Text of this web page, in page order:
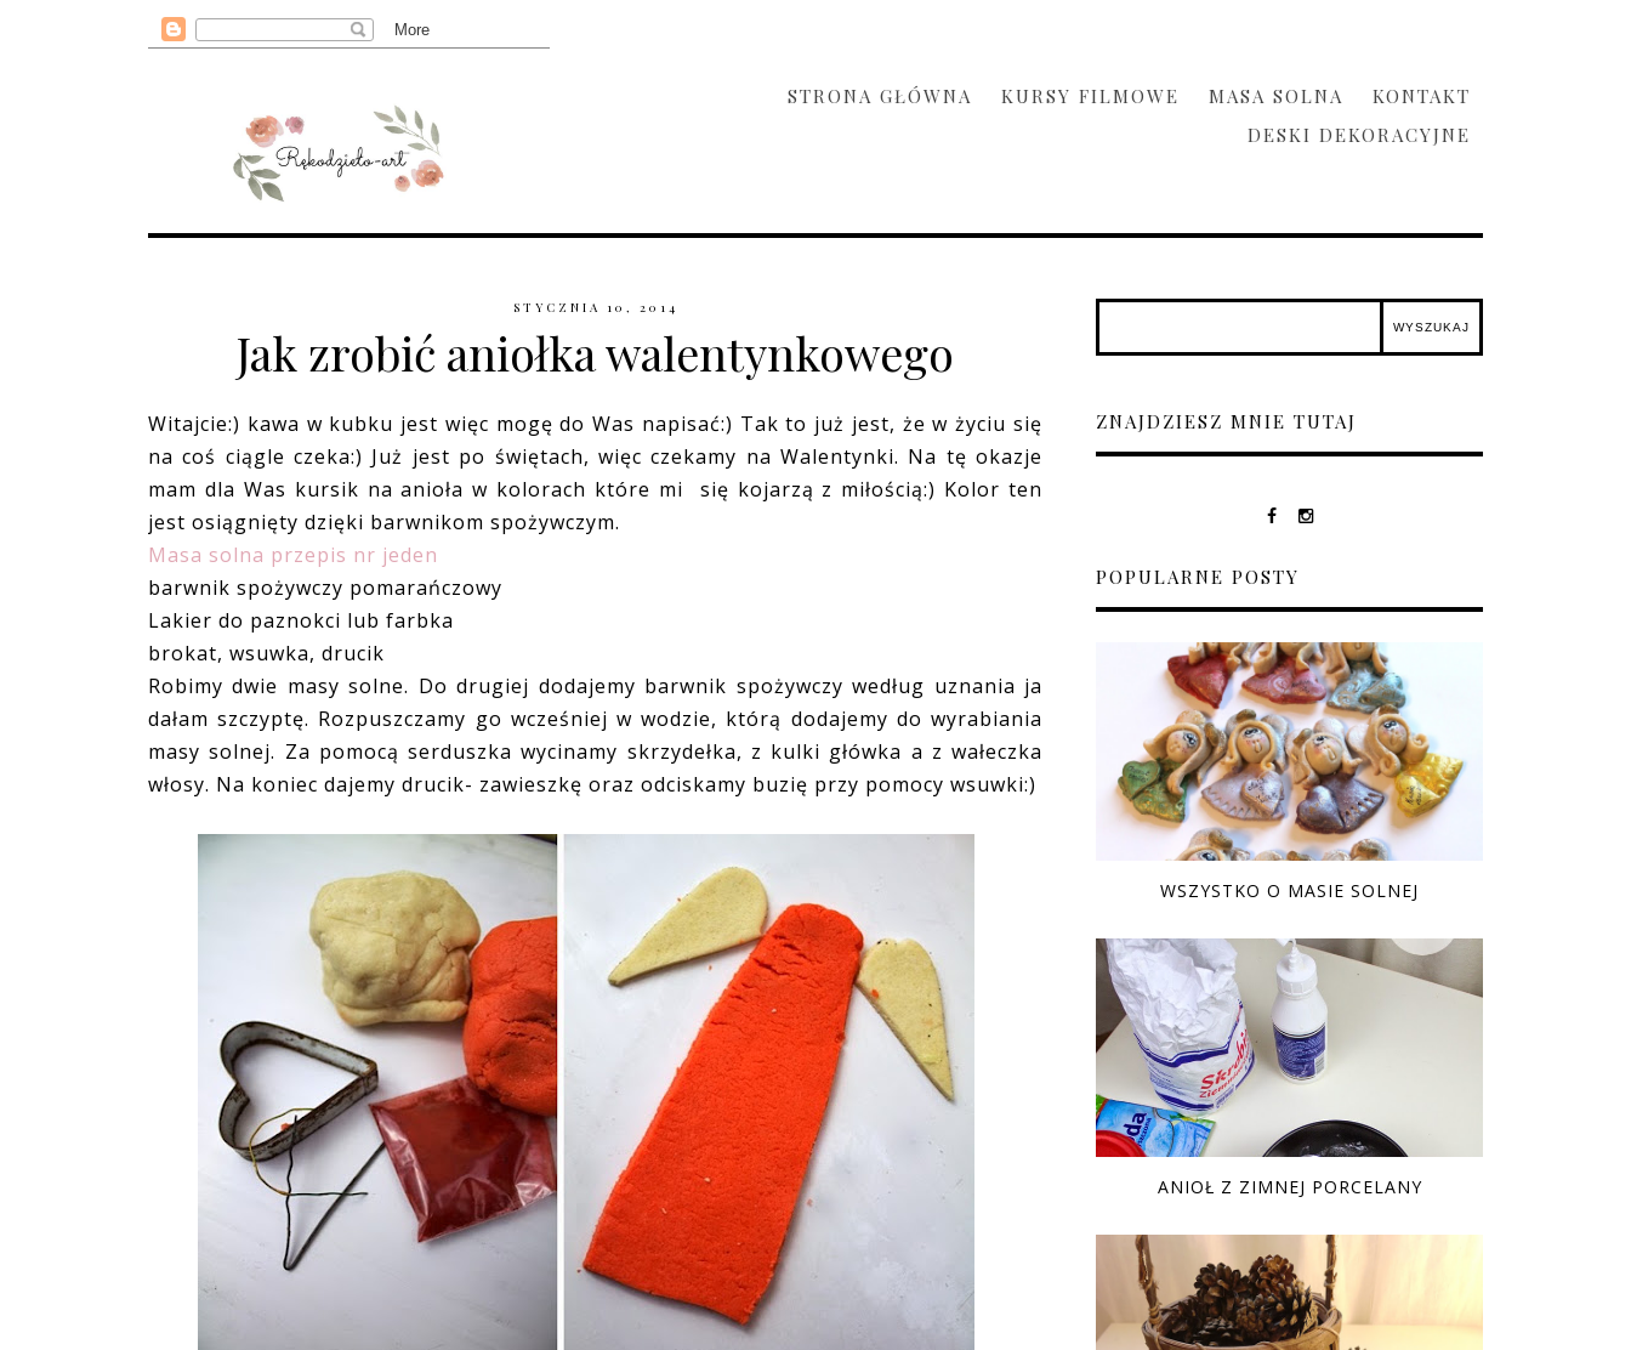
STRONA GŁÓWNA KURSY FILMOWE MASA SOLNA
KONTAKT
DESKI DEKORACYJNE
STYCZNIA 10, 2014
Jak zrobić aniołka walentynkowego
Witajcie:) kawa w kubku jest więc mogę do Was napisać:) Tak to już jest, że w życiu się
na coś ciągle czeka:) Już jest po świętach, więc czekamy na Walentynki. Na tę okazje
mam dla Was kursik na anioła w kolorach które mi się kojarzą z miłością:) Kolor ten
jest osiągnięty dzięki barwnikom spożywczym.
Masa solna przepis nr jeden
barwnik spożywczy pomarańczowy
Lakier do paznokci lub farbka
brokat, wsuwka, drucik
Robimy dwie masy solne. Do drugiej dodajemy barwnik spożywczy według uznania ja
dałam szczyptę. Rozpuszczamy go wcześniej w wodzie, którą dodajemy do wyrabiania
masy solnej. Za pomocą serduszka wycinamy skrzydełka, z kulki główka a z wałeczka
włosy. Na koniec dajemy drucik- zawieszkę oraz odciskamy buzię przy pomocy wsuwki:)
ZNAJDZIESZ MNIE TUTAJ
POPULARNE POSTY
WSZYSTKO O MASIE SOLNEJ
ANIOŁ Z ZIMNEJ PORCELANY